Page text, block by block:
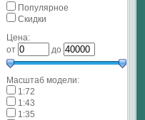
Популярное
Скидки
Цена:
от
до
Масштаб модели:
1:72
1:43
1:35